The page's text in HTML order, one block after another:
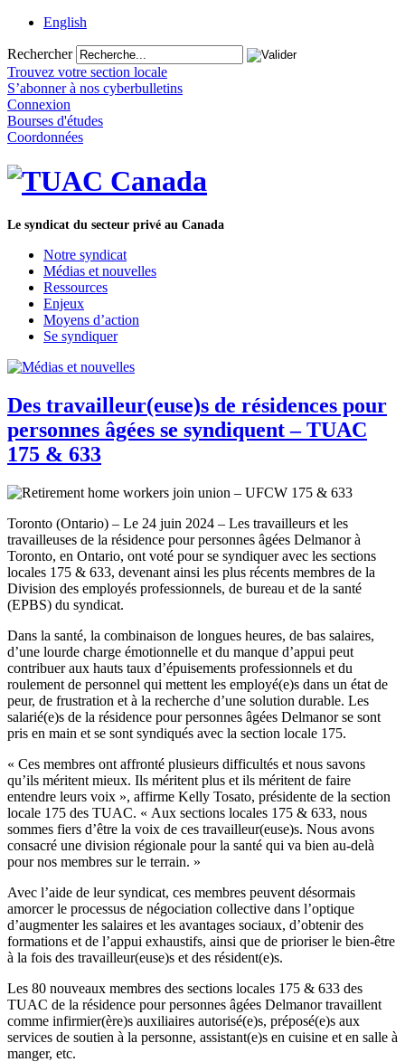
English
Rechercher
Trouvez votre section locale
S’abonner à nos cyberbulletins
Connexion
Bourses d'études
Coordonnées
Le syndicat du secteur privé au Canada
Notre syndicat
Médias et nouvelles
Ressources
Enjeux
Moyens d’action
Se syndiquer
Des travailleur(euse)s de résidences pour
personnes âgées se syndiquent – TUAC
175 & 633
Toronto (Ontario) – Le 24 juin 2024 – Les travailleurs et les
travailleuses de la résidence pour personnes âgées Delmanor à
Toronto, en Ontario, ont voté pour se syndiquer avec les sections
locales 175 & 633, devenant ainsi les plus récents membres de la
Division des employés professionnels, de bureau et de la santé
(EPBS) du syndicat.
Dans la santé, la combinaison de longues heures, de bas salaires,
d’une lourde charge émotionnelle et du manque d’appui peut
contribuer aux hauts taux d’épuisements professionnels et du
roulement de personnel qui mettent les employé(e)s dans un état de
peur, de frustration et à la recherche d’une solution durable. Les
salarié(e)s de la résidence pour personnes âgées Delmanor se sont
pris en main et se sont syndiqués avec la section locale 175.
« Ces membres ont affronté plusieurs difficultés et nous savons
qu’ils méritent mieux. Ils méritent plus et ils méritent de faire
entendre leurs voix », affirme Kelly Tosato, présidente de la section
locale 175 des TUAC. « Aux sections locales 175 & 633, nous
sommes fiers d’être la voix de ces travailleur(euse)s. Nous avons
consacré une division régionale pour la santé qui va bien au-delà
pour nos membres sur le terrain. »
Avec l’aide de leur syndicat, ces membres peuvent désormais
amorcer le processus de négociation collective dans l’optique
d’augmenter les salaires et les avantages sociaux, d’obtenir des
formations et de l’appui exhaustifs, ainsi que de prioriser le bien-être
à la fois des travailleur(euse)s et des résident(e)s.
Les 80 nouveaux membres des sections locales 175 & 633 des
TUAC de la résidence pour personnes âgées Delmanor travaillent
comme infirmier(ère)s auxiliaires autorisé(e)s, préposé(e)s aux
services de soutien à la personne, assistant(e)s en cuisine et en salle à
manger, etc.